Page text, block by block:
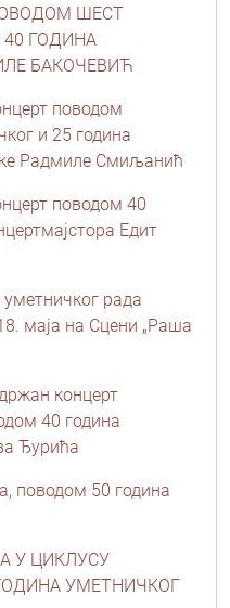
ШЕСТ
ГОДИНА
БАКОЧЕВИЋ
поводом
и 25 година
Радмиле Смиљанић
поводом 40
Едит
рада
маја на Сцени „Раша
концерт
40 година
Ђурића
поводом 50 година
У ЦИКЛУСУ
УМЕТНИЧКОГ